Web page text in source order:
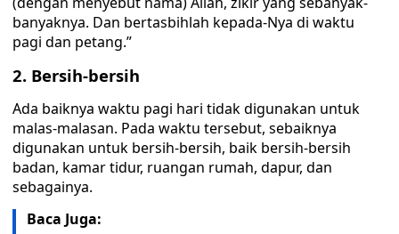
banyaknya. Dan bertasbihlah kepada-Nya di waktu
pagi dan petang.”
2. Bersih-bersih
Ada baiknya waktu pagi hari tidak digunakan untuk
malas-malasan. Pada waktu tersebut, sebaiknya
digunakan untuk bersih-bersih, baik bersih-bersih
badan, kamar tidur, ruangan rumah, dapur, dan
sebagainya.
Baca Juga: